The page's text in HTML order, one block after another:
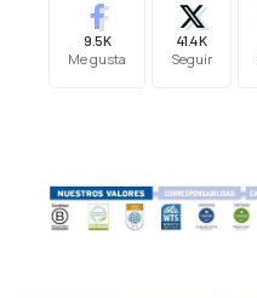
9.5K
Me gusta
41.4K
Seguir